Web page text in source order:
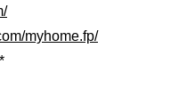
myhome.fp/